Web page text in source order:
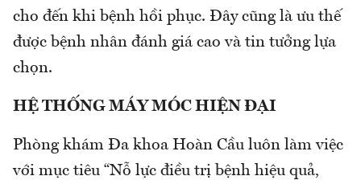
cho đến khi bệnh hồi phục. Đây cũng là ưu thế
được bệnh nhân đánh giá cao và tin tưởng lựa
chọn.
HỆ THỐNG MÁY MÓC HIỆN ĐẠI
Phòng khám Đa khoa Hoàn Cầu luôn làm việc
với mục tiêu “Nỗ lực điều trị bệnh hiệu quả,